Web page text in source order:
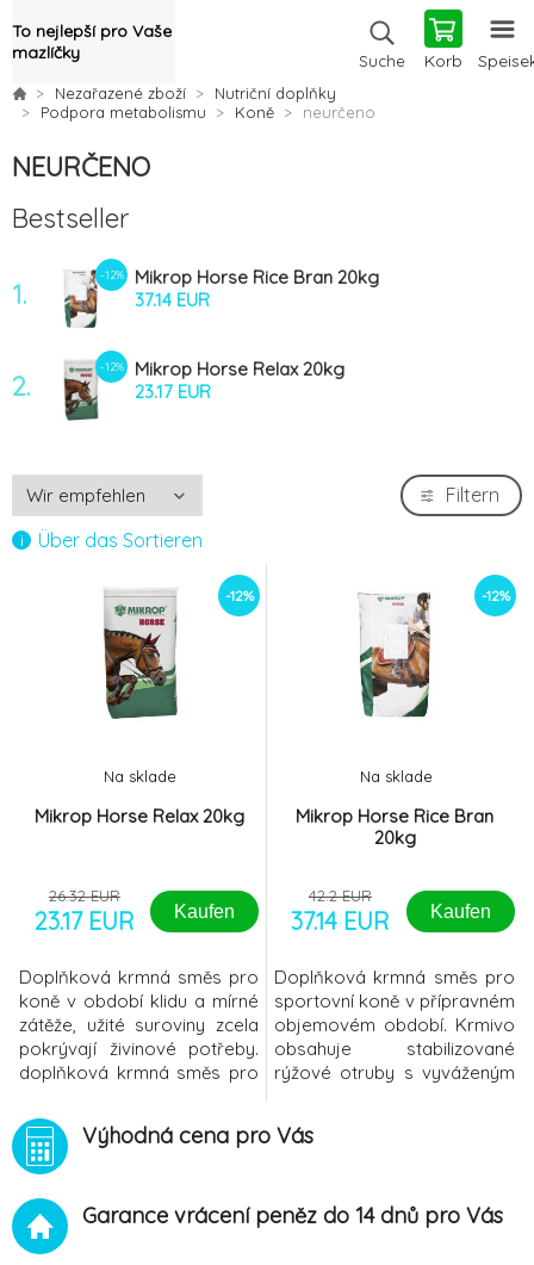
To nejlepší pro Vaše
mazlíčky
Suche Korb
Nezařazené zboží
Nutriční doplňky
Podpora metabolismu
Koně neurčeno
NEURČENO
Bestseller
1.
-12%
Mikrop Horse Rice Bran 20kg
37.14 EUR
2.
-12%
Mikrop Horse Relax 20kg
23.17 EUR
Über das Sortieren
Filtern
-12%
Mikrop Horse Relax 20kg
Na sklade
26.32 EUR
23.17 EUR Kaufen
Doplňková krmná směs pro
koně v období klidu a mírné
zátěže, užité suroviny zcela
pokrývají živinové potřeby.
doplňková krmná směs pro
mírné zátěžeužité suroviny
zcela pokrývají živinové
potřebybez ovsa Krmný
dávkujte samostatně nebo v
kombinaci se statkovým
-12%
Mikrop Horse Rice Bran
20kg
Na sklade
42.2 EUR
37.14 EUR Kaufen
Doplňková krmná směs pro
sportovní koně v přípravném
objemovém období. Krmivo
obsahuje stabilizované
rýžové otruby s vyváženým
selenem. doplňková krmná
doplnění vlákninypodporuje
Výhodná cena pro Vás
Garance vrácení peněz do 14 dnů pro Vás